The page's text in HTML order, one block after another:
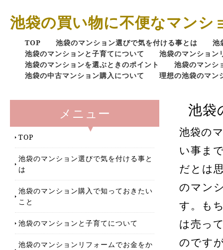
池袋の買い物に不便なマンシ
TOP 池袋のマンション選びで気を付ける事とは
池
池袋のマンションと子育てについて
池袋のマンション
池袋のマンションを選ぶときのポイント
池袋のマンシ
池袋の中古マンション購入について
理想の池袋のマン
メニュー
TOP
池袋のマンション選びで気を付ける事と
は
池袋のマンション購入で知っておきたい
こと
池袋のマンションと子育てについて
池袋のマンションリフォームでお金をか
池袋
池袋の
い事ま
だとは
のマン
す。も
は売っ
のです